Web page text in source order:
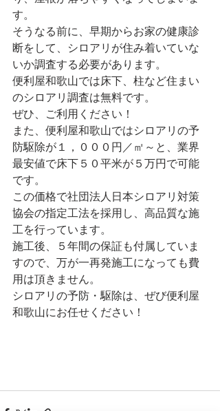
す。
そうなる前に、早期からお家の健康診
断をして、シロアリが住み着いていな
いか調査する必要があります。
便利屋和歌山では床下、柱など住まい
のシロアリ調査は無料です。
ぜひ、ご利用ください！
また、便利屋和歌山ではシロアリの予
防駆除が１，０００円／㎡～と、業界
最安値で床下５０平米が５万円で可能
です。
この価格で社団法人日本シロアリ対策
協会の指定工法を採用し、高品質な施
工を行っています。
施工後、５年間の保証も付属していま
すので、万が一再発施工になっても費
用は頂きません。
シロアリの予防・駆除は、ぜび便利屋
和歌山にお任せください！